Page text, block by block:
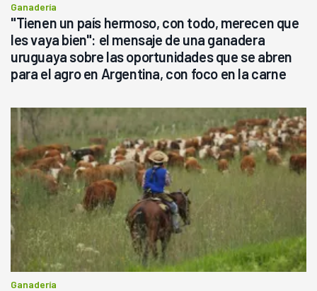
Ganadería
"Tienen un país hermoso, con todo, merecen que
les vaya bien": el mensaje de una ganadera
uruguaya sobre las oportunidades que se abren
para el agro en Argentina, con foco en la carne
Ganadería